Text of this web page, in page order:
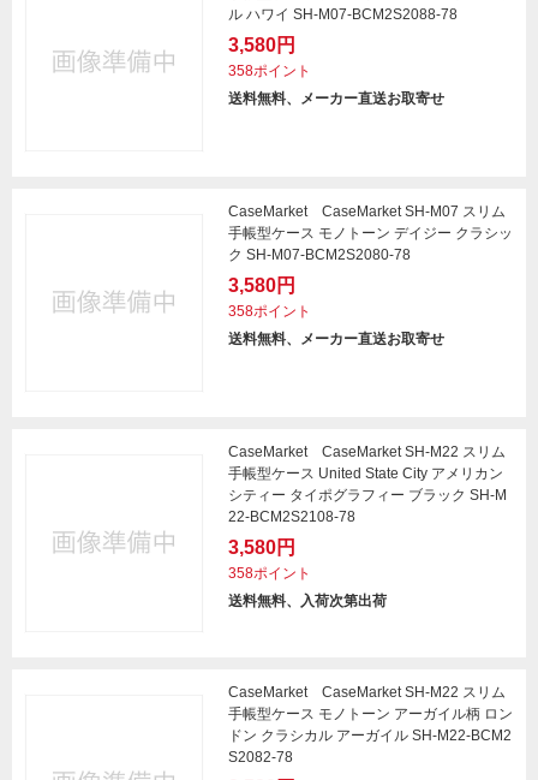
ル ハワイ SH-M07-BCM2S2088-78
3,580円
358ポイント
送料無料、メーカー直送お取寄せ
CaseMarket CaseMarket SH-M07 スリム
手帳型ケース モノトーン デイジー クラシッ
ク SH-M07-BCM2S2080-78
3,580円
358ポイント
送料無料、メーカー直送お取寄せ
CaseMarket CaseMarket SH-M22 スリム
手帳型ケース United State City アメリカン
シティー タイポグラフィー ブラック SH-M
22-BCM2S2108-78
3,580円
358ポイント
送料無料、入荷次第出荷
CaseMarket CaseMarket SH-M22 スリム
手帳型ケース モノトーン アーガイル柄 ロン
ドン クラシカル アーガイル SH-M22-BCM2
S2082-78